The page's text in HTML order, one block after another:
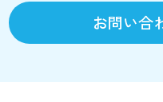
お問い合